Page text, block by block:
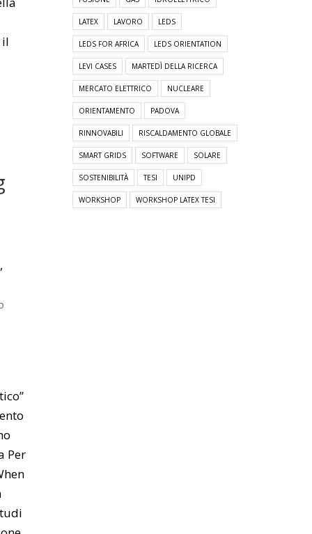
il
,
Per
LATEX LAVORO LEDS
LEDS FOR AFRICA LEDS ORIENTATION
LEVI CASES MARTEDÌ DELLA RICERCA
MERCATO ELETTRICO NUCLEARE
ORIENTAMENTO PADOVA
RINNOVABILI RISCALDAMENTO GLOBALE
SMART GRIDS SOFTWARE SOLARE
SOSTENIBILITÀ TESI UNIPD
WORKSHOP WORKSHOP LATEX TESI